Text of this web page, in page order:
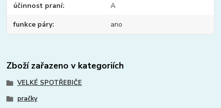
účinnost praní A
funkce páry ano
Zboží zařazeno v kategoriích
VELKÉ SPOTŘEBIČE
pračky